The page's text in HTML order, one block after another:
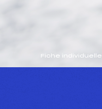
Fiche individuelle